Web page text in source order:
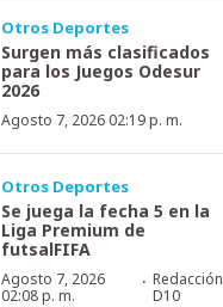
Otros Deportes
Surgen más clasificados
para los Juegos Odesur
2026
Agosto 7, 2026 02:19 p. m.
Otros Deportes
Se juega la fecha 5 en la
Liga Premium de
futsalFIFA
Agosto 7, 2026
02:08 p. m.
· Redacción
D10